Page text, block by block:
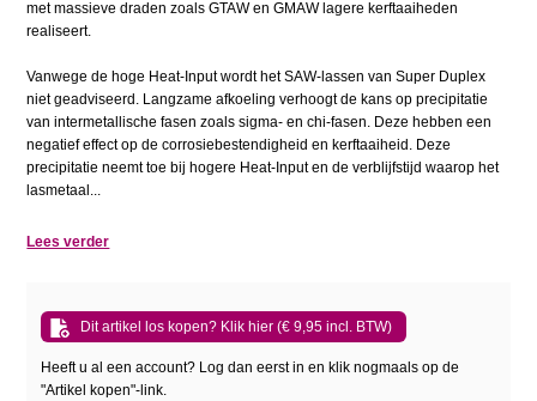
met massieve draden zoals GTAW en GMAW lagere kerftaaiheden
realiseert.
Vanwege de hoge Heat-Input wordt het SAW-lassen van Super Duplex
niet geadviseerd. Langzame afkoeling verhoogt de kans op precipitatie
van intermetallische fasen zoals sigma- en chi-fasen. Deze hebben een
negatief effect op de corrosiebestendigheid en kerftaaiheid. Deze
precipitatie neemt toe bij hogere Heat-Input en de verblijfstijd waarop het
lasmetaal...
Lees verder
Dit artikel los kopen? Klik hier (€ 9,95 incl. BTW)
Heeft u al een account? Log dan eerst in en klik nogmaals op de
"Artikel kopen"-link.